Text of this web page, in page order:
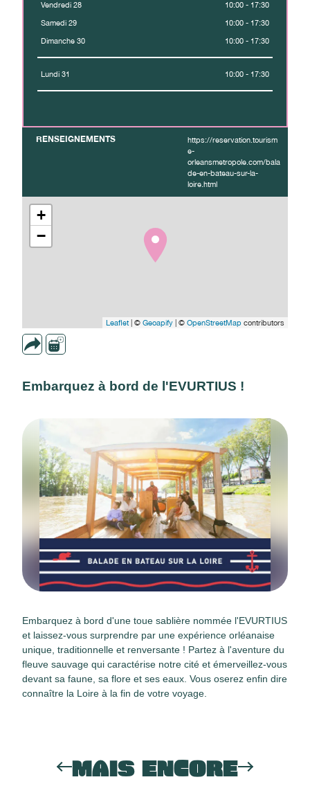
Vendredi 28 10:00 - 17:30
Samedi 29 10:00 - 17:30
Dimanche 30 10:00 - 17:30
Lundi 31 10:00 - 17:30
RENSEIGNEMENTS
https://reservation.tourism
e-
orleansmetropole.com/bala
de-en-bateau-sur-la-
loire.html
+
−
Leaflet| © Geoapify | © OpenStreetMap contributors
Embarquez à bord de l'EVURTIUS !
Embarquez à bord d'une toue sablière nommée l'EVURTIUS
et laissez-vous surprendre par une expérience orléanaise
unique, traditionnelle et renversante ! Partez à l'aventure du
fleuve sauvage qui caractérise notre cité et émerveillez-vous
devant sa faune, sa flore et ses eaux. Vous oserez enfin dire
connaître la Loire à la fin de votre voyage.
MAIS ENCORE